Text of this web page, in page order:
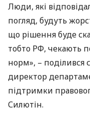
Люди, які
погляд, будуть
що рішення буде
тобто РФ, чекають
норм», –
директор
підтримки
Силютін.